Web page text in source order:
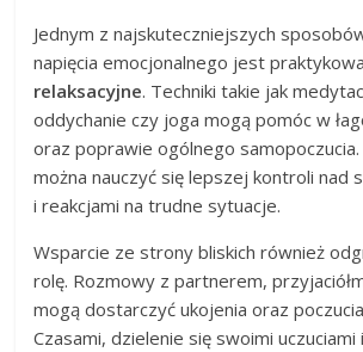
Jednym z najskuteczniejszych
napięcia emocjonalnego jest
relaksacyjne. Techniki takie jak
oddychanie czy joga mogą pomóc w
oraz poprawie ogólnego samopoczucia.
można nauczyć się lepszej kontroli nad
i reakcjami na trudne sytuacje.
Wsparcie ze strony bliskich również
rolę. Rozmowy z partnerem,
mogą dostarczyć ukojenia oraz
Czasami, dzielenie się swoimi uczuciami